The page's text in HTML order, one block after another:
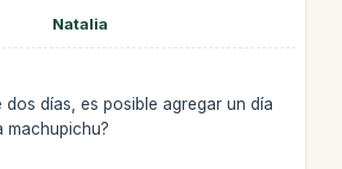
Natalia
dos días, es posible agregar un día
machupichu?